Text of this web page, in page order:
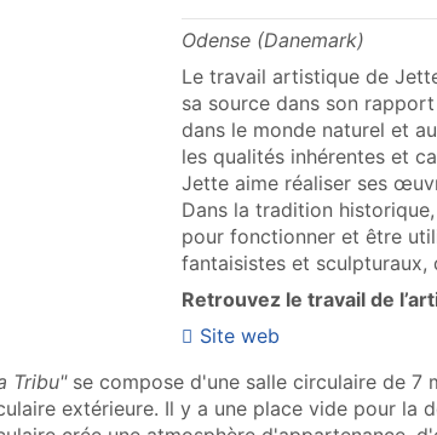
Odense (Danemark)
Le travail artistique de
sa source dans son
dans le monde naturel et
les qualités inhérentes et
Jette aime réaliser ses
Dans la tradition
pour fonctionner et être
fantaisistes et sculpturaux,
Retrouvez le travail de
Site web
Tribu" se compose d'une salle circulaire de 7
extérieure. Il y a une place vide pour la